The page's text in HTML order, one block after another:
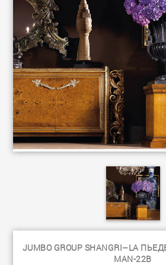
JUMBO GROUP SHANGRI–LA
MAN-22B